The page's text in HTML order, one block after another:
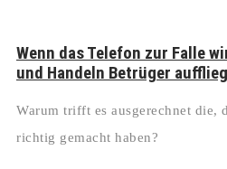
Wenn das Telefon zur Falle
und Handeln Betrüger
Warum trifft es ausgerechnet die,
richtig gemacht haben?